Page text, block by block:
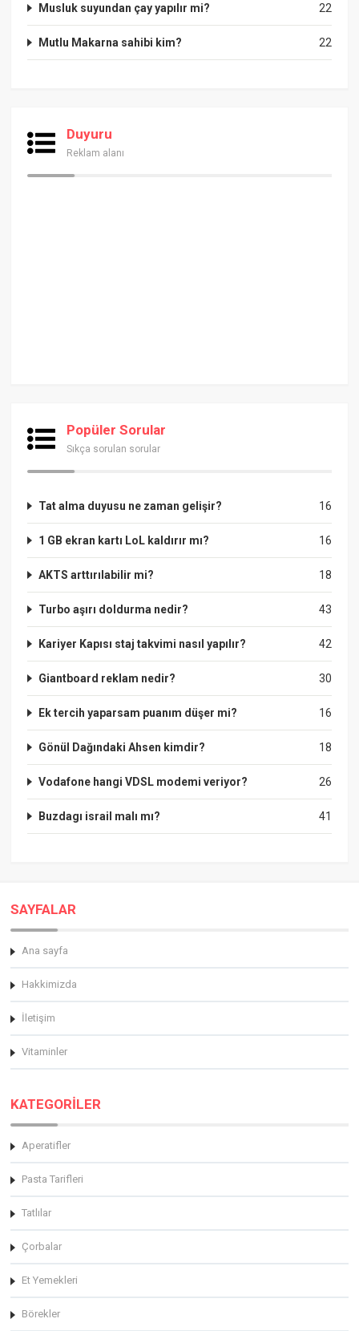
22
Musluk suyundan çay yapılır mi?
22
Mutlu Makarna sahibi kim?
Duyuru
Reklam alanı
Popüler Sorular
Sıkça sorulan sorular
16
Tat alma duyusu ne zaman gelişir?
16
1 GB ekran kartı LoL kaldırır mı?
18
AKTS arttırılabilir mi?
43
Turbo aşırı doldurma nedir?
42
Kariyer Kapısı staj takvimi nasıl yapılır?
30
Giantboard reklam nedir?
16
Ek tercih yaparsam puanım düşer mi?
18
Gönül Dağındaki Ahsen kimdir?
26
Vodafone hangi VDSL modemi veriyor?
41
Buzdagı israil malı mı?
SAYFALAR
Ana sayfa
Hakkimizda
İletişim
Vitaminler
KATEGORİLER
Aperatifler
Pasta Tarifleri
Tatlılar
Çorbalar
Et Yemekleri
Börekler